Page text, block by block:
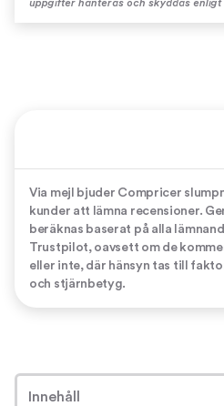
uppgifter hanteras och skyddas enligt
Via mejl bjuder Compricer
kunder att lämna recensioner.
beräknas baserat på alla
Trustpilot, oavsett om de
eller inte, där hänsyn tas till
och stjärnbetyg.
Innehåll